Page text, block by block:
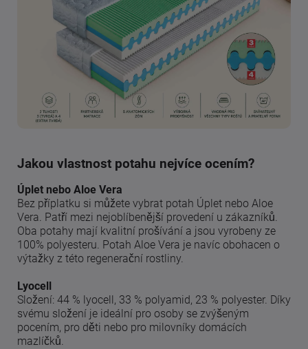
Jakou vlastnost potahu nejvíce ocením?
Úplet nebo Aloe Vera
Bez příplatku si můžete vybrat potah Úplet nebo Aloe
Vera. Patří mezi nejoblíbenější provedení u zákazníků.
Oba potahy mají kvalitní prošívání a jsou vyrobeny ze
100% polyesteru. Potah Aloe Vera je navíc obohacen o
výtažky z této regenerační rostliny.
Lyocell
Složení: 44 % lyocell, 33 % polyamid, 23 % polyester. Díky
svému složení je ideální pro osoby se zvýšeným
pocením, pro děti nebo pro milovníky domácích
mazlíčků.